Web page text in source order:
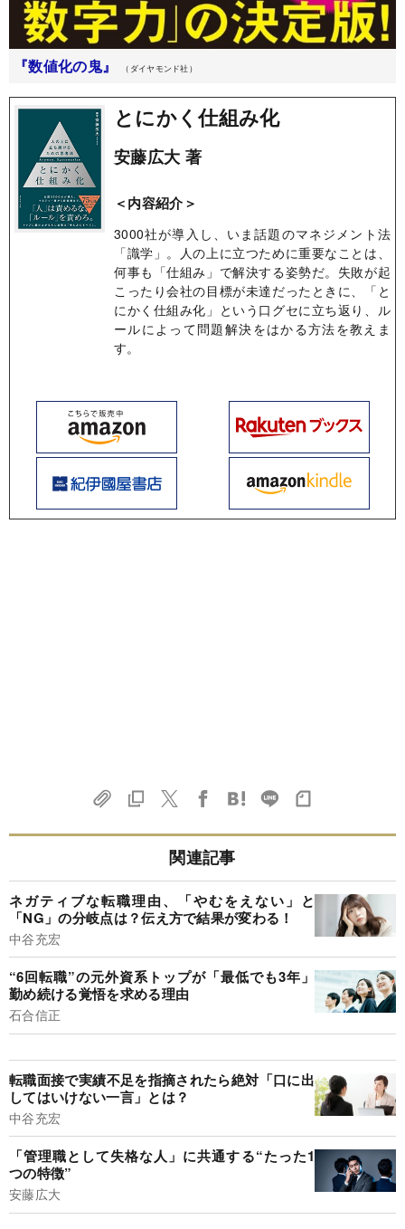
『数値化の鬼』 （ダイヤモンド社）
とにかく仕組み化
安藤広大 著
＜内容紹介＞
3000社が導入し、いま話題のマネジメント法
「識学」。人の上に立つために重要なことは、
何事も「仕組み」で解決する姿勢だ。失敗が起
こったり会社の目標が未達だったときに、「と
にかく仕組み化」という口グセに立ち返り、ル
ールによって問題解決をはかる方法を教えま
す。
関連記事
ネガティブな転職理由、「やむをえない」と
「NG」の分岐点は？伝え方で結果が変わる！
中谷充宏
“6回転職”の元外資系トップが「最低でも3年」
勤め続ける覚悟を求める理由
石合信正
転職面接で実績不足を指摘されたら絶対「口に出
してはいけない一言」とは？
中谷充宏
「管理職として失格な人」に共通する“たった1
つの特徴”
安藤広大